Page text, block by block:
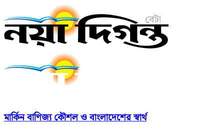
মার্কিন বাণিজ্য কৌশল ও বাংলাদেশের স্বার্থ